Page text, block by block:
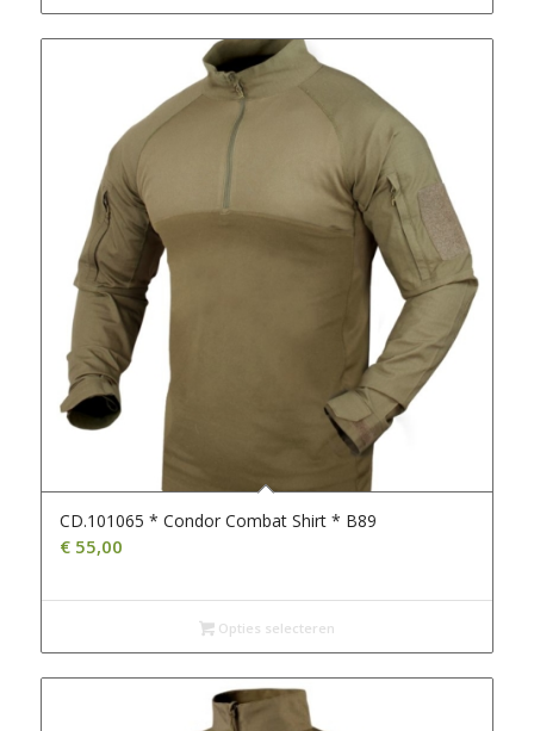
CD.101065 * Condor Combat Shirt * B89
€55,00
Opties selecteren